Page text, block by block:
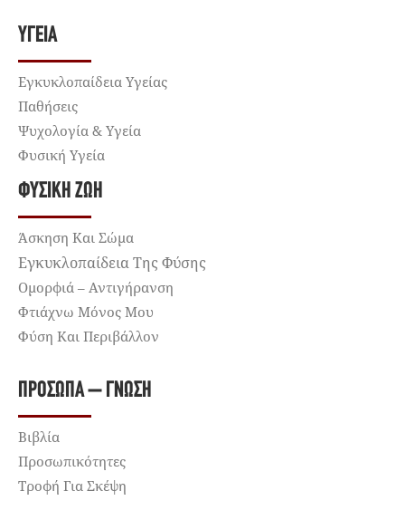
ΥΓΕΊΑ
Εγκυκλοπαίδεια Υγείας
Παθήσεις
Ψυχολογία & Υγεία
Φυσική Υγεία
ΦΥΣΙΚΉ ΖΩΉ
Άσκηση Και Σώμα
Εγκυκλοπαίδεια Της Φύσης
Ομορφιά – Αντιγήρανση
Φτιάχνω Μόνος Μου
Φύση Και Περιβάλλον
ΠΡΌΣΩΠΑ – ΓΝΏΣΗ
Βιβλία
Προσωπικότητες
Τροφή Για Σκέψη